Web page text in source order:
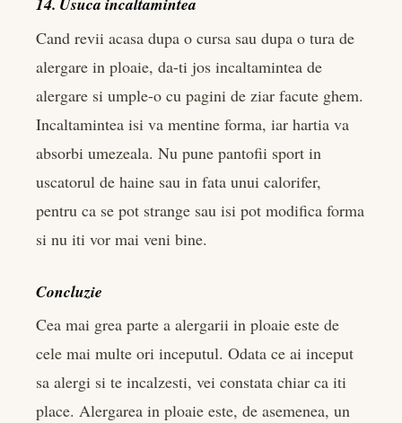
Cand revii acasa dupa o cursa sau dupa o tura de
alergare in ploaie, da-ti jos incaltamintea de
alergare si umple-o cu pagini de ziar facute ghem.
Incaltamintea isi va mentine forma, iar hartia va
absorbi umezeala. Nu pune pantofii sport in
uscatorul de haine sau in fata unui calorifer,
pentru ca se pot strange sau isi pot modifica forma
si nu iti vor mai veni bine.
Concluzie
Cea mai grea parte a alergarii in ploaie este de
cele mai multe ori inceputul. Odata ce ai inceput
sa alergi si te incalzesti, vei constata chiar ca iti
place. Alergarea in ploaie este, de asemenea, un